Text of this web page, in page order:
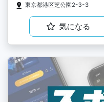
東京都港区芝公園2-3-3
気になる